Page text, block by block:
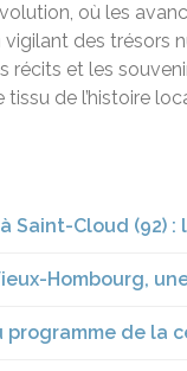
où les
des trésors
récits et les
de l’histoire
Saint-Cloud
Hombourg,
programme de la